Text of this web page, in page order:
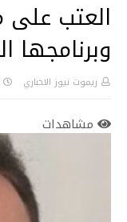
العتب على
وبرنامجها
ريموت نيوز الاخباري
مشاهدات